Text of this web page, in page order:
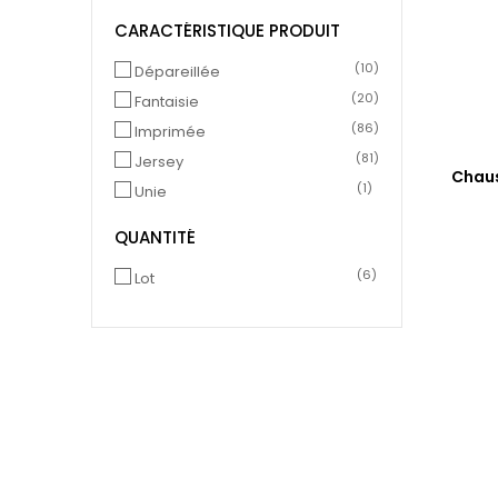
CARACTÉRISTIQUE PRODUIT
Dépareillée (10)
Fantaisie (20)
Imprimée (86)
Jersey (81)
Unie (1)
QUANTITÉ
Lot (6)